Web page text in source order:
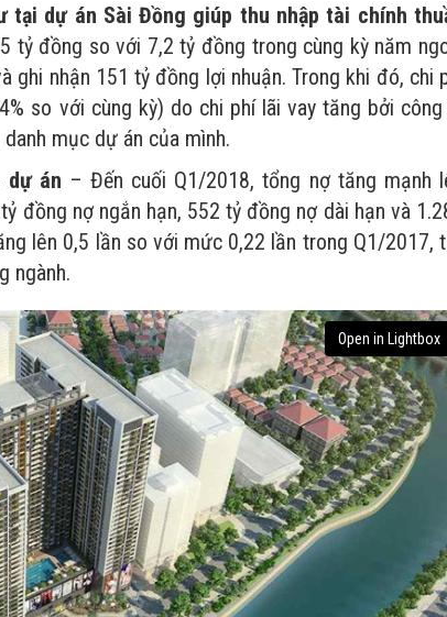
tại dự án Sài Đồng giúp thu nhập tài chính
tỷ đồng so với 7,2 tỷ đồng trong cùng kỳ năm
ghi nhận 151 tỷ đồng lợi nhuận. Trong khi đó, chi
so với cùng kỳ) do chi phí lãi vay tăng bởi
mục dự án của mình.
dự án – Đến cuối Q1/2018, tổng nợ tăng mạnh
đồng nợ ngắn hạn, 552 tỷ đồng nợ dài hạn và
lên 0,5 lần so với mức 0,22 lần trong Q1/2017,
ngành.
Open in Lightbox